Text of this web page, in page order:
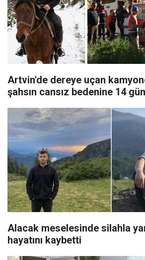
Artvin'de dereye uçan
şahsın cansız bedenine 14
Alacak meselesinde silahla
hayatını kaybetti